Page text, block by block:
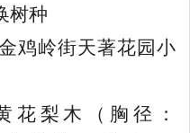
树种
鸡岭街天著花园小
花梨木（胸径：